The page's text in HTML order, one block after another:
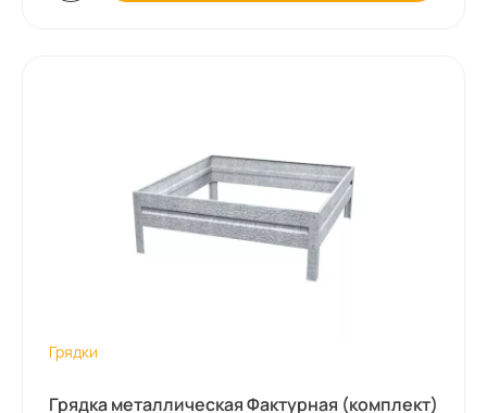
Грядки
Грядка металлическая Фактурная (комплект)